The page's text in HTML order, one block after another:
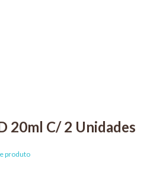
20ml C/ 2 Unidades
produto